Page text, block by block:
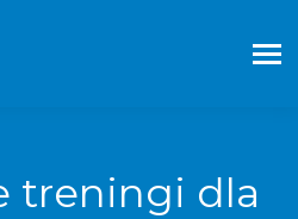
treningi dla